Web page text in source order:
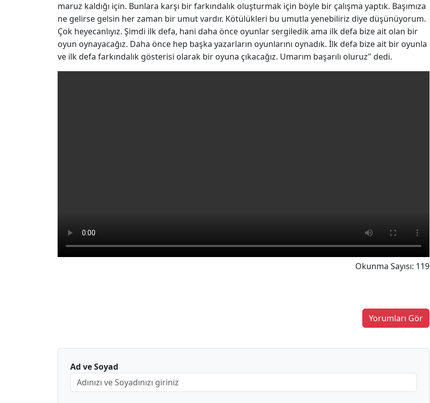
maruz kaldığı için. Bunlara karşı bir farkındalık oluşturmak için böyle bir çalışma yaptık. Başımıza
ne gelirse gelsin her zaman bir umut vardır. Kötülükleri bu umutla yenebiliriz diye düşünüyorum.
Çok heyecanlıyız. Şimdi ilk defa, hani daha önce oyunlar sergiledik ama ilk defa bize ait olan bir
oyun oynayacağız. Daha önce hep başka yazarların oyunlarını oynadık. İlk defa bize ait bir oyunla
ve ilk defa farkındalık gösterisi olarak bir oyuna çıkacağız. Umarım başarılı oluruz" dedi.
Okunma Sayısı: 119
Yorumları Gör
Ad ve Soyad